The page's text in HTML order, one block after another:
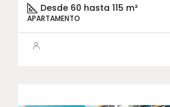
Desde 60 hasta 115 m²
APARTAMENTO